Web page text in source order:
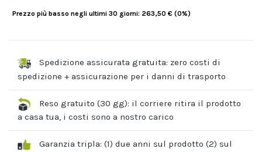
Prezzo più basso negli ultimi 30 giorni: 263,50 € (0%)
Spedizione assicurata gratuita: zero costi di
spedizione + assicurazione per i danni di trasporto
Reso gratuito (30 gg): il corriere ritira il prodotto
a casa tua, i costi sono a nostro carico
Garanzia tripla: (1) due anni sul prodotto (2) sul